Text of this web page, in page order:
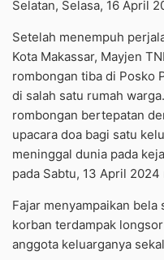
Selatan, Selasa, 16 April
Setelah menempuh
Kota Makassar, Mayjen
rombongan tiba di Posko
di salah satu rumah
rombongan bertepatan
upacara doa bagi satu
meninggal dunia pada
pada Sabtu, 13 April
Fajar menyampaikan
korban terdampak
anggota keluarganya